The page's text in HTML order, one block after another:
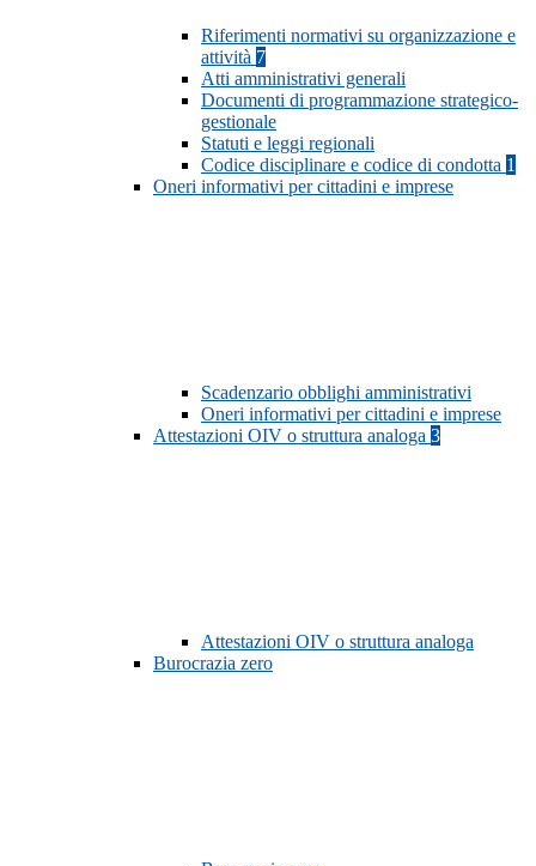
Riferimenti normativi su organizzazione e
attività 7
Atti amministrativi generali
Documenti di programmazione strategico-
gestionale
Statuti e leggi regionali
Codice disciplinare e codice di condotta 1
Oneri informativi per cittadini e imprese
Scadenzario obblighi amministrativi
Oneri informativi per cittadini e imprese
Attestazioni OIV o struttura analoga 3
Attestazioni OIV o struttura analoga
Burocrazia zero